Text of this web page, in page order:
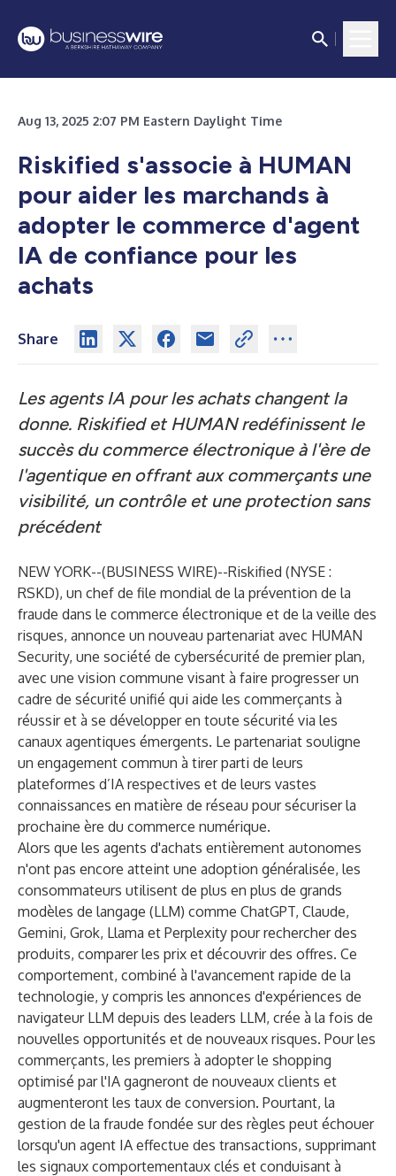
Aug 13, 2025 2:07 PM Eastern Daylight Time
Riskified s'associe à HUMAN
pour aider les marchands à
adopter le commerce d'agent
IA de confiance pour les
achats
Share
Les agents IA pour les achats changent la
donne. Riskified et HUMAN redéfinissent le
succès du commerce électronique à l'ère de
l'agentique en offrant aux commerçants une
visibilité, un contrôle et une protection sans
précédent
NEW YORK--(BUSINESS WIRE)--Riskified (NYSE :
RSKD), un chef de file mondial de la prévention de la
fraude dans le commerce électronique et de la veille des
risques, annonce un nouveau partenariat avec HUMAN
Security, une société de cybersécurité de premier plan,
avec une vision commune visant à faire progresser un
cadre de sécurité unifié qui aide les commerçants à
réussir et à se développer en toute sécurité via les
canaux agentiques émergents. Le partenariat souligne
un engagement commun à tirer parti de leurs
plateformes d’IA respectives et de leurs vastes
connaissances en matière de réseau pour sécuriser la
prochaine ère du commerce numérique.
Alors que les agents d'achats entièrement autonomes
n'ont pas encore atteint une adoption généralisée, les
consommateurs utilisent de plus en plus de grands
modèles de langage (LLM) comme ChatGPT, Claude,
Gemini, Grok, Llama et Perplexity pour rechercher des
produits, comparer les prix et découvrir des offres. Ce
comportement, combiné à l'avancement rapide de la
technologie, y compris les annonces d'expériences de
navigateur LLM depuis des leaders LLM, crée à la fois de
nouvelles opportunités et de nouveaux risques. Pour les
commerçants, les premiers à adopter le shopping
optimisé par l'IA gagneront de nouveaux clients et
augmenteront les taux de conversion. Pourtant, la
gestion de la fraude fondée sur des règles peut échouer
lorsqu'un agent IA effectue des transactions, supprimant
les signaux comportementaux clés et conduisant à